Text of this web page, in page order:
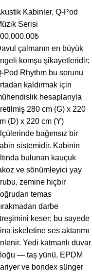
Kabinler, Q-Pod
Serisi
₺
çalmanın en büyük
komşu şikayetleridir;
Pod Rhythm bu sorunu
kaldırmak için
hesaplarıyla
280 cm (G) x 220
(D) x 220 cm (Y)
bağımsız bir
sistemidir. Kabinin
bulunan kauçuk
ve sönümleyici yay
zemine hiçbir
temas
darbe
keser; bu sayede
iskeletine ses aktarımı
Yedi katmanlı duvar
— taş yünü, EPDM
ve bondex sünger